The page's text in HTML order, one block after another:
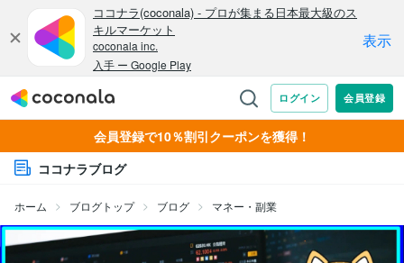
会員登録で10％割引クーポンを獲得！
ココナラブログ
ホーム ブログトップ ブログ マネー・副業